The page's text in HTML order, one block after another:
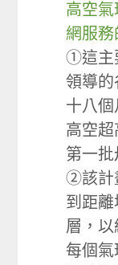
高空
網服務
①這主
領導的
十八
高空
第一批
②該計
到距
層，以
每個